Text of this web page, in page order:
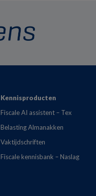
Kennisproducten
Fiscale AI assistent – Tex
Belasting Almanakken
Vaktijdschriften
Fiscale kennisbank – Naslag